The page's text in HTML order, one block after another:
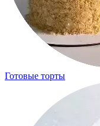
Готовые торты